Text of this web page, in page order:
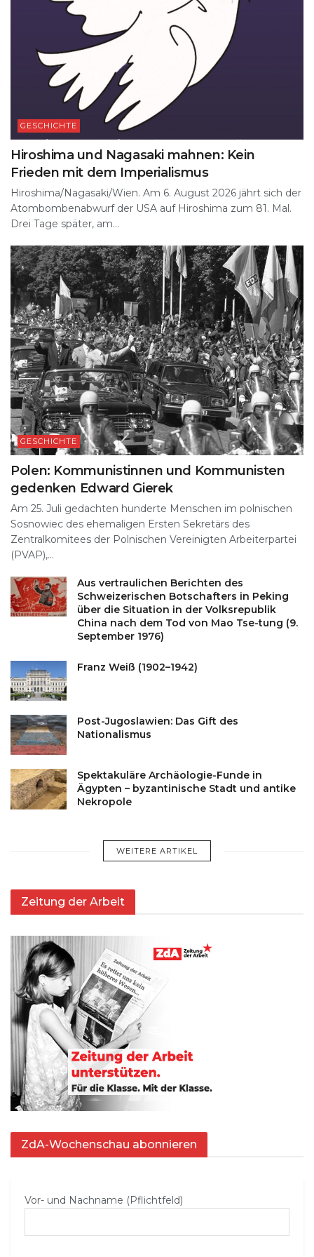
GESCHICHTE
Hiroshima und Nagasaki mahnen: Kein
Frieden mit dem Imperialismus
Hiroshima/Nagasaki/Wien. Am 6. August 2026 jährt sich der
Atombombenabwurf der USA auf Hiroshima zum 81. Mal.
Drei Tage später, am...
GESCHICHTE
Polen: Kommunistinnen und Kommunisten
gedenken Edward Gierek
Am 25. Juli gedachten hunderte Menschen im polnischen
Sosnowiec des ehemaligen Ersten Sekretärs des
Zentralkomitees der Polnischen Vereinigten Arbeiterpartei
(PVAP),...
Aus vertraulichen Berichten des
Schweizerischen Botschafters in Peking
über die Situation in der Volksrepublik
China nach dem Tod von Mao Tse-tung (9.
September 1976)
Franz Weiß (1902–1942)
Post-Jugoslawien: Das Gift des
Nationalismus
Spektakuläre Archäologie-Funde in
Ägypten – byzantinische Stadt und antike
Nekropole
WEITERE ARTIKEL
Zeitung der Arbeit
ZdA-Wochenschau abonnieren
Vor- und Nachname (Pflichtfeld)